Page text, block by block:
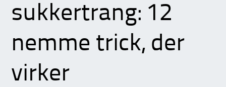
sukkertrang: 12
nemme trick, der
virker